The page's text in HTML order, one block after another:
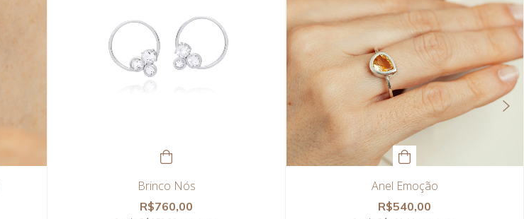
Brinco Nós
R$760,00
Anel Emoção
R$540,00